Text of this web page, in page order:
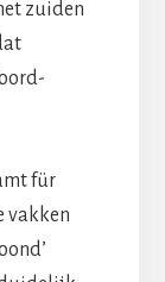
zuiden
für
vakken